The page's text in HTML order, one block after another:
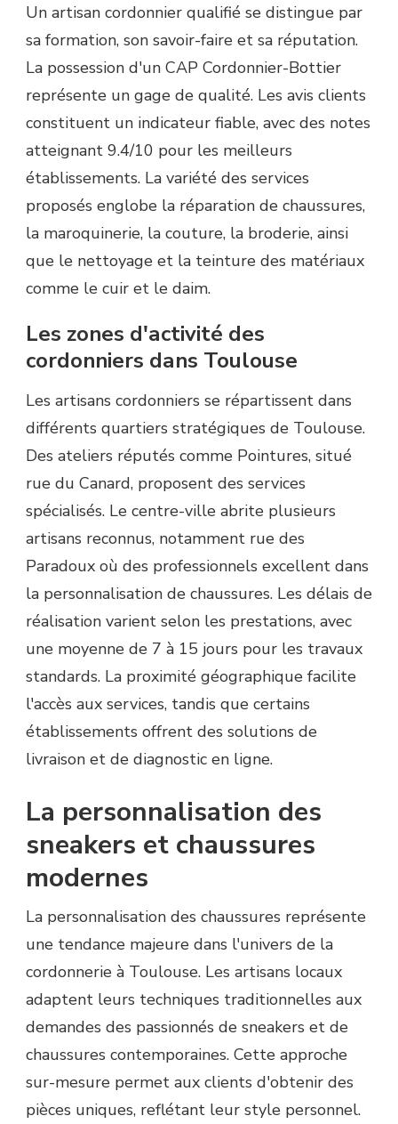
Un artisan cordonnier qualifié se distingue par
sa formation, son savoir-faire et sa réputation.
La possession d'un CAP Cordonnier-Bottier
représente un gage de qualité. Les avis clients
constituent un indicateur fiable, avec des notes
atteignant 9.4/10 pour les meilleurs
établissements. La variété des services
proposés englobe la réparation de chaussures,
la maroquinerie, la couture, la broderie, ainsi
que le nettoyage et la teinture des matériaux
comme le cuir et le daim.
Les zones d'activité des
cordonniers dans Toulouse
Les artisans cordonniers se répartissent dans
différents quartiers stratégiques de Toulouse.
Des ateliers réputés comme Pointures, situé
rue du Canard, proposent des services
spécialisés. Le centre-ville abrite plusieurs
artisans reconnus, notamment rue des
Paradoux où des professionnels excellent dans
la personnalisation de chaussures. Les délais de
réalisation varient selon les prestations, avec
une moyenne de 7 à 15 jours pour les travaux
standards. La proximité géographique facilite
l'accès aux services, tandis que certains
établissements offrent des solutions de
livraison et de diagnostic en ligne.
La personnalisation des
sneakers et chaussures
modernes
La personnalisation des chaussures représente
une tendance majeure dans l'univers de la
cordonnerie à Toulouse. Les artisans locaux
adaptent leurs techniques traditionnelles aux
demandes des passionnés de sneakers et de
chaussures contemporaines. Cette approche
sur-mesure permet aux clients d'obtenir des
pièces uniques, reflétant leur style personnel.